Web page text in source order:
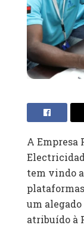
A Empresa
tem vindo
um
atribuído à